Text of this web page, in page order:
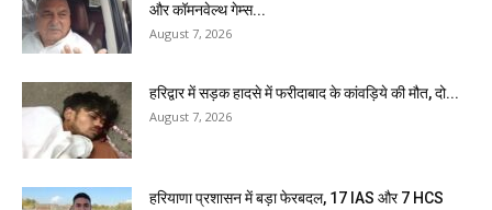
और कॉमनवेल्थ गेम्स...
August 7, 2026
हरिद्वार में सड़क हादसे में फरीदाबाद के कांवड़िये की मौत, दो...
August 7, 2026
हरियाणा प्रशासन में बड़ा फेरबदल, 17 IAS और 7 HCS